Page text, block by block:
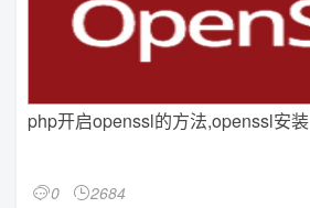
php开启openssl的方法,openssl安装
0 2684